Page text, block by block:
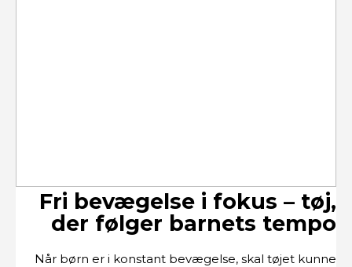
Fri bevægelse i fokus – tøj,
der følger barnets tempo
Når børn er i konstant bevægelse, skal tøjet kunne